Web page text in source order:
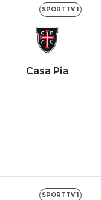
SPORTTV 1
Casa Pia
SPORTTV 1